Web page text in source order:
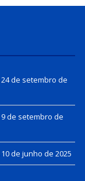
24 de setembro de
9 de setembro de
10 de junho de 2025